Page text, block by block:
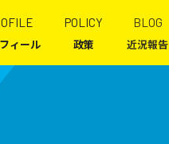
ィール 政策
POLICY
近況報告
BLOG